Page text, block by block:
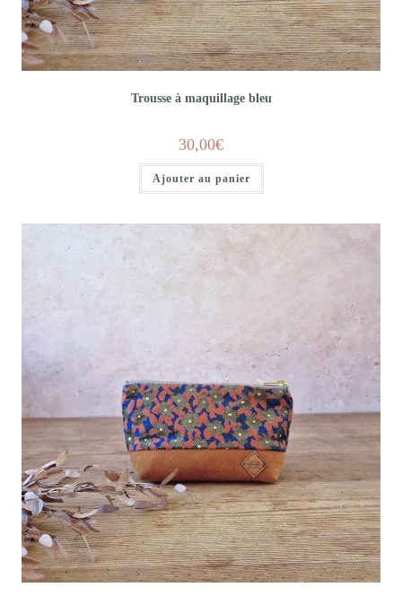
Trousse à maquillage bleu
30,00€
Ajouter au panier